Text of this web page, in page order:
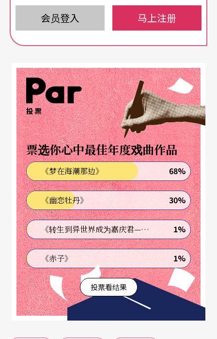
争而未完成的音乐演出转播。这部作品强烈、深
沉、给人意犹未竟的好奇，也可能是愤怒。作品把
历史的裂缝、个人的遗憾与创作团队的挣扎层层堆
反问自身，此刻在剧场里观看演出的我们，究竟真
正想看到什么？
会员登入 马上注册
投票
票选你心中最佳年度戏曲作品
《梦在海潮那边》 68%
《幽恋牡丹》 30%
《转生到异世界成为嘉庆君—发现我的祖先是诈骗集团!?》 1%
《赤子》 1%
投票看结果